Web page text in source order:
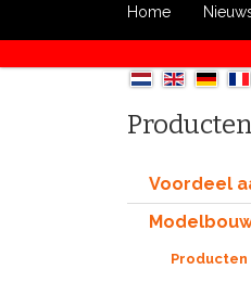
Home
Producten
Voordeel
Producten